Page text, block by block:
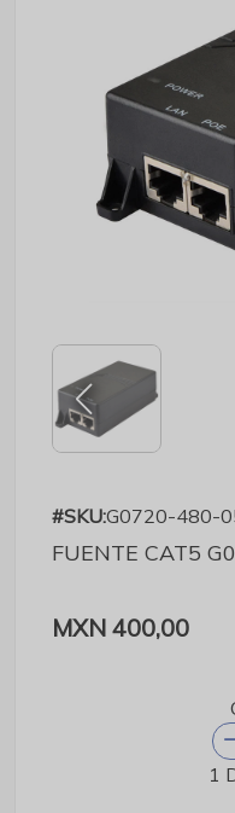
#SKU:G0720-480-
FUENTE CAT5
MXN 400,00
1